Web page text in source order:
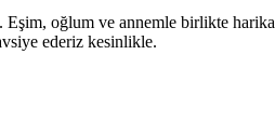
oğlum ve annemle birlikte
ederiz kesinlikle.